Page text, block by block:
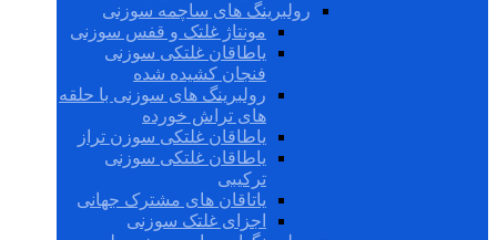
رولبرینگ های ساچمه سوزنی
مونتاژ غلتک و قفس سوزنی
یاطاقان غلتکی سوزنی
فنجان کشیده شده
رولبرینگ های سوزنی با حلقه
های تراش خورده
یاطاقان غلتکی سوزن تراز
یاطاقان غلتکی سوزنی
ترکیبی
یاتاقان های مشترک جهانی
اجزای غلتک سوزنی